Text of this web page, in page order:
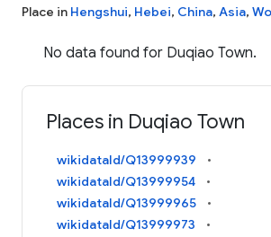
Place in Hengshui, Hebei, China, Asia,
No data found for Duqiao Town.
Places in Duqiao Town
wikidataId/Q13999939
wikidataId/Q13999954
wikidataId/Q13999965
wikidataId/Q13999973